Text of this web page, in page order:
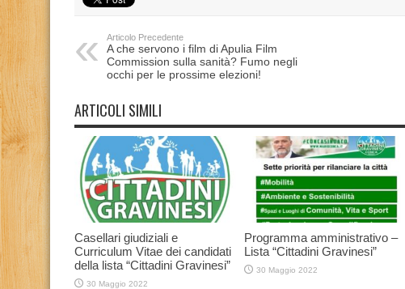
Articolo Precedente
A che servono i film di Apulia Film
Commission sulla sanità? Fumo negli
occhi per le prossime elezioni!
ARTICOLI SIMILI
Casellari giudiziali e
Curriculum Vitae dei candidati
della lista “Cittadini Gravinesi”
30 Maggio 2022
Programma amministrativo –
Lista “Cittadini Gravinesi”
30 Maggio 2022